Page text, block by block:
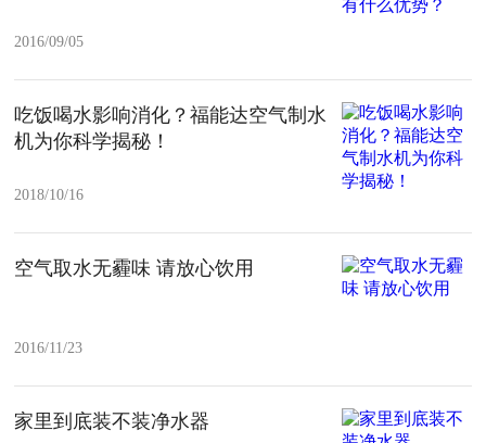
2016/09/05
吃饭喝水影响消化？福能达空气制水
机为你科学揭秘！
2018/10/16
空气取水无霾味 请放心饮用
2016/11/23
家里到底装不装净水器